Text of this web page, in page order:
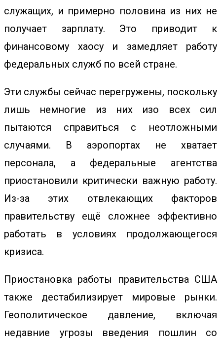
служащих, и примерно половина из них не
получает зарплату. Это приводит к
финансовому хаосу и замедляет работу
федеральных служб по всей стране.
Эти службы сейчас перегружены, поскольку
лишь немногие из них изо всех сил
пытаются справиться с неотложными
случаями. В аэропортах не хватает
персонала, а федеральные агентства
приостановили критически важную работу.
Из-за этих отвлекающих факторов
правительству ещё сложнее эффективно
работать в условиях продолжающегося
кризиса.
Приостановка работы правительства США
также дестабилизирует мировые рынки.
Геополитическое давление, включая
недавние угрозы введения пошлин со